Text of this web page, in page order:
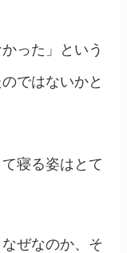
った」という
ではないかと
寝る姿はとて
ぜなのか、そ